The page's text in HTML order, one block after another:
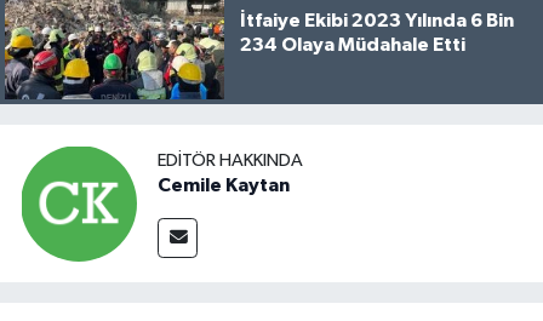
İtfaiye Ekibi 2023 Yılında 6 Bin
234 Olaya Müdahale Etti
EDITÖR HAKKINDA
Cemile Kaytan